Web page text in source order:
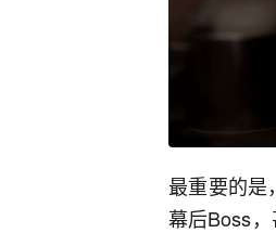
最重要的是
幕后Boss